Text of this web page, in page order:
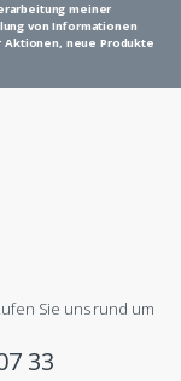
meiner
von Informationen
neue Produkte
Sie uns rund um
33